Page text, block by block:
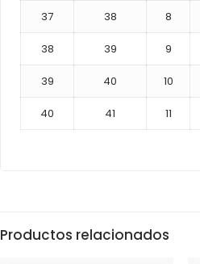
37 38 8
38 39 9
39 40 10
40 41 11
Productos relacionados